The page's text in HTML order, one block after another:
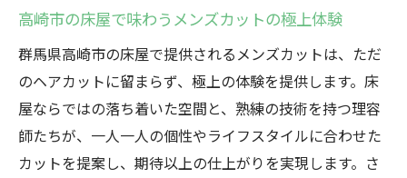
高崎市の床屋で理想のメンズスタイルを手に入
れる
理想のヘアスタイルを実現する高崎市の床
屋
期待を超える高崎市の床屋のカット技術
高崎市の床屋で叶える理想の自分
高崎市の床屋で味わうメンズカットの極上体験
群馬県高崎市の床屋で提供されるメンズカットは、ただ
のヘアカットに留まらず、極上の体験を提供します。床
屋ならではの落ち着いた空間と、熟練の技術を持つ理容
師たちが、一人一人の個性やライフスタイルに合わせた
カットを提案し、期待以上の仕上がりを実現します。さ